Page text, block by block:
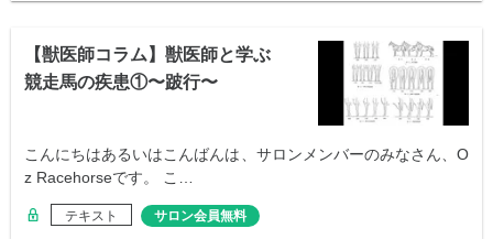
【獣医師コラム】獣医師と学ぶ
競走馬の疾患①〜跛行〜
こんにちはあるいはこんばんは、サロンメンバーのみなさん、O
z Racehorseです。 こ…
テキスト サロン会員無料